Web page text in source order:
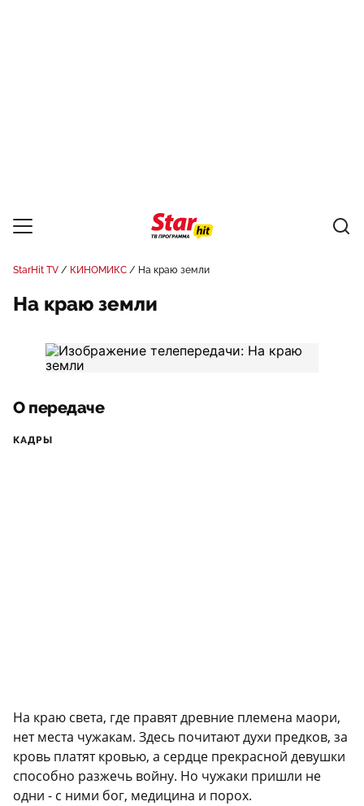
StarHit TV КИНОМИКС На краю земли
На краю земли
О передаче
КАДРЫ
На краю света, где правят древние племена маори,
нет места чужакам. Здесь почитают духи предков, за
кровь платят кровью, а сердце прекрасной девушки
способно разжечь войну. Но чужаки пришли не
одни - с ними бог, медицина и порох.